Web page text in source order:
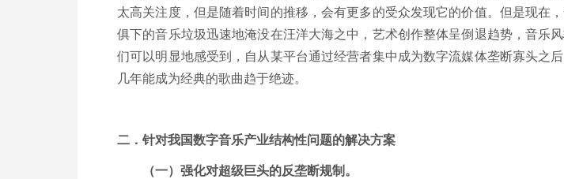
太高关注度，但是随着时间的推移，会有更多的受众发现它的价值。但是现在
俱下的音乐垃圾迅速地淹没在汪洋大海之中，艺术创作整体呈倒退趋势，音乐
们可以明显地感受到，自从某平台通过经营者集中成为数字流媒体垄断寡头之
几年能成为经典的歌曲趋于绝迹。
二．针对我国数字音乐产业结构性问题的解决方案
（一）强化对超级巨头的反垄断规制。